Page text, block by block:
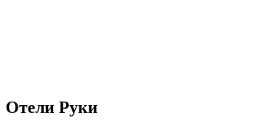
Отели Руки